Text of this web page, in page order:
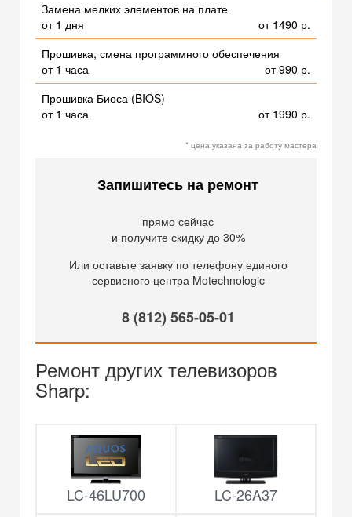
Замена мелких элементов на плате
от 1 дня
от 1490 р.
Прошивка, смена программного обеспечения
от 1 часа
от 990 р.
Прошивка Биоса (BIOS)
от 1 часа
от 1990 р.
* цена указана за работу мастера
Запишитесь на ремонт
прямо сейчас
и получите скидку до 30%
Или оставьте заявку по телефону единого
сервисного центра Motechnologic
8 (812) 565-05-01
Ремонт других телевизоров
Sharp:
LC-46LU700 LC-26A37